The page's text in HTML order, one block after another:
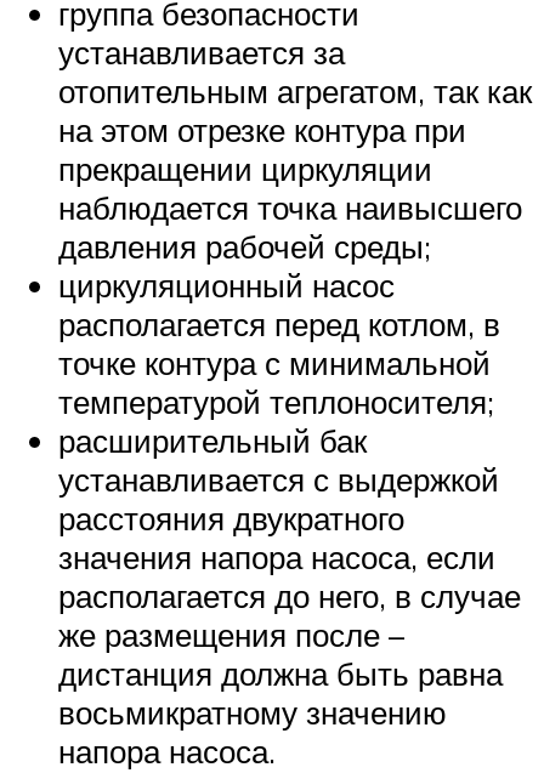
группа безопасности
устанавливается за
отопительным агрегатом, так как
на этом отрезке контура при
прекращении циркуляции
наблюдается точка наивысшего
давления рабочей среды;
циркуляционный насос
располагается перед котлом, в
точке контура с минимальной
температурой теплоносителя;
расширительный бак
устанавливается с выдержкой
расстояния двукратного
значения напора насоса, если
располагается до него, в случае
же размещения после –
дистанция должна быть равна
восьмикратному значению
напора насоса.